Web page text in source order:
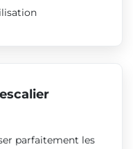
parfaitement les